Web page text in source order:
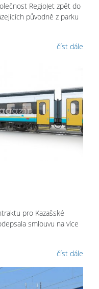
RegioJet zpět do
původně z parku
číst dále
pro Kazašské
smlouvu na více
číst dále